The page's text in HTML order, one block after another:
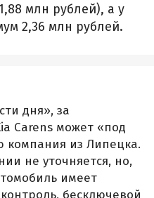
млн рублей), а у
2,36 млн рублей.
дня», за
Carens может «под
компания из Липецка.
не уточняется, но,
имеет